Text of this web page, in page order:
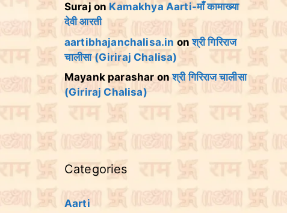
Suraj on Kamakhya Aarti-माँ कामाख्या
देवी आरती
aartibhajanchalisa.in onश्री गिरिराज
चालीसा (Giriraj Chalisa)
Mayank parasharonश्री गिरिराज चालीसा
(Giriraj Chalisa)
Categories
Aarti